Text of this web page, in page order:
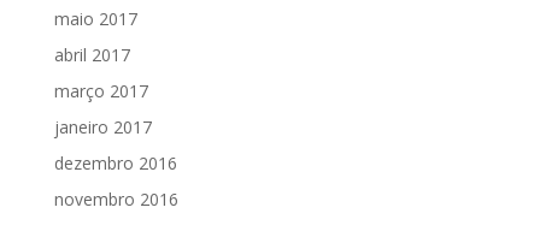
maio 2017
abril 2017
março 2017
janeiro 2017
dezembro 2016
novembro 2016